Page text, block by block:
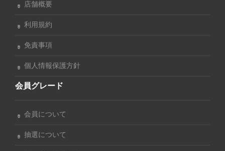
店舗概要
利用規約
免責事項
個人情報保護方針
会員グレード
会員について
抽選について